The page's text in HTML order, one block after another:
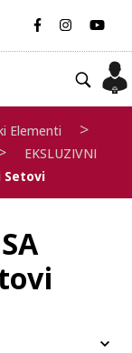
Elementi >
EKSLUZIVNI
Setovi